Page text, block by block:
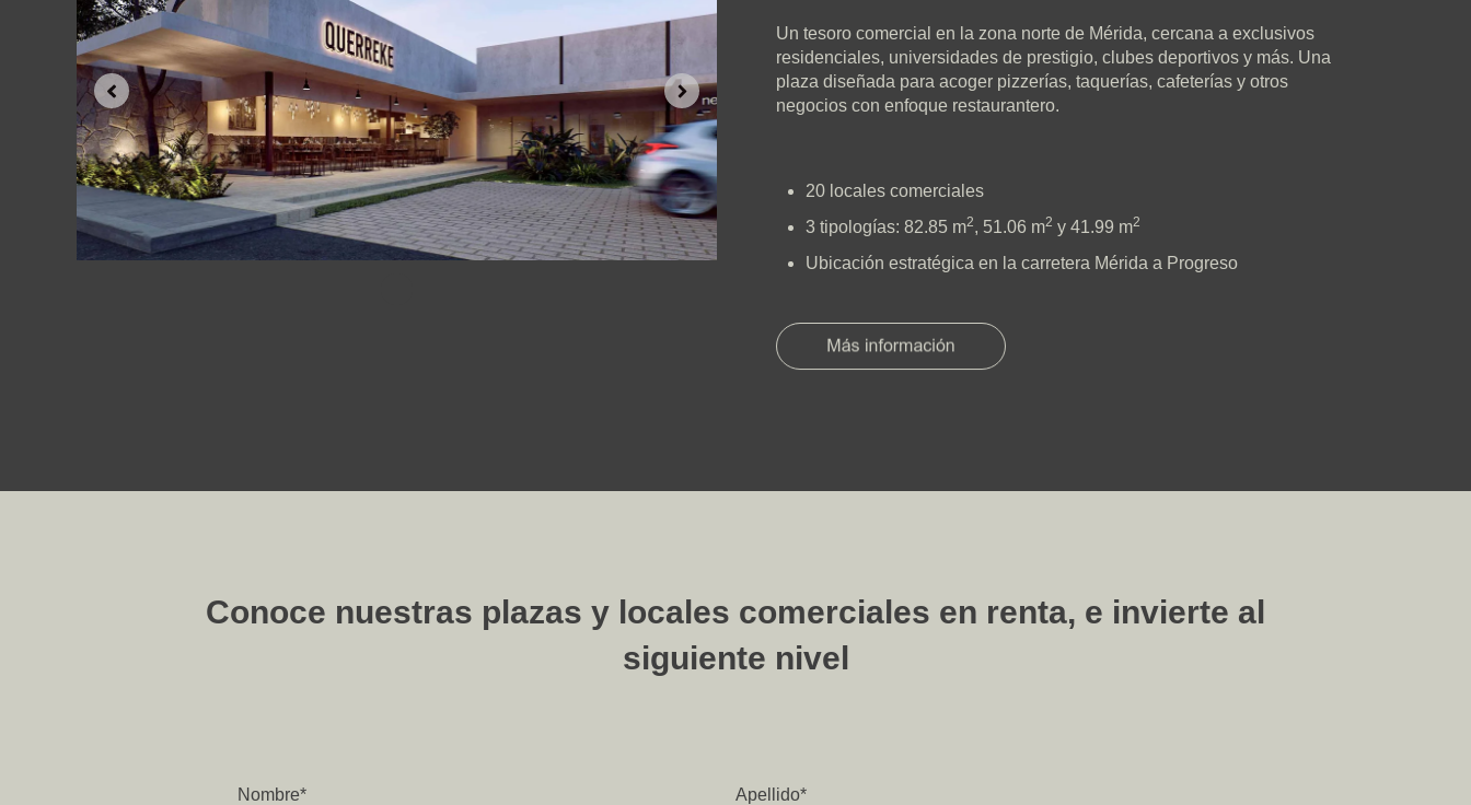
Un tesoro comercial en la zona norte de Mérida, cercana a exclusivos
residenciales, universidades de prestigio, clubes deportivos y más. Una
plaza diseñada para acoger pizzerías, taquerías, cafeterías y otros
negocios con enfoque restaurantero.
20 locales comerciales
3 tipologías: 82.85 m2, 51.06 m2 y 41.99 m2
Ubicación estratégica en la carretera Mérida a Progreso
Conoce nuestras plazas y locales comerciales en renta, e invierte al
siguiente nivel
Nombre* Apellido*